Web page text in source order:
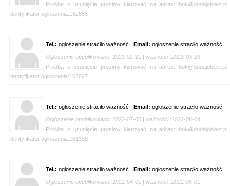
Prośba o usunięcie prosimy kierować na adres: bok@dodajobiekt.pl,
identyfikator ogłoszenia:162655
Tel.: ogłoszenie straciło ważność , Email: ogłoszenie straciło ważność
Ogłoszenie opublikowano: 2023-02-21 | ważność :2023-03-23
Prośba o usunięcie prosimy kierować na adres: bok@dodajobiekt.pl,
identyfikator ogłoszenia:162027
Tel.: ogłoszenie straciło ważność , Email: ogłoszenie straciło ważność
Ogłoszenie opublikowano: 2022-07-05 | ważność :2022-08-04
Prośba o usunięcie prosimy kierować na adres: bok@dodajobiekt.pl,
identyfikator ogłoszenia:161399
Tel.: ogłoszenie straciło ważność , Email: ogłoszenie straciło ważność
Ogłoszenie opublikowano: 2022-04-01 | ważność :2022-05-01